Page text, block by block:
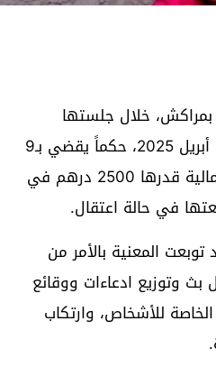
بمراكش، خلال جلستها
المنعقدة اليوم الجمعة 18 أبريل 2025، حكماً يقضي بـ9
أشهر سجناً نافذاً وغرامة مالية قدرها 2500 درهم في
في حالة اعتقال.
المعنية بالأمر من
بث وتوزيع ادعاءات ووقائع
للأشخاص، وارتكاب